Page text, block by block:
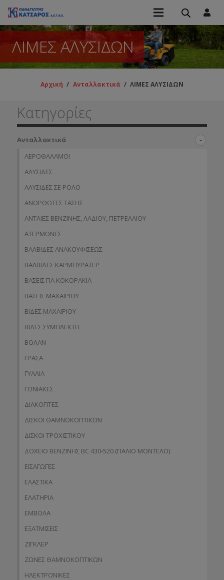
ΛΙΜΕΣ ΑΛΥΣΙΔΩΝ
Αρχική / Ανταλλακτικά / ΛΙΜΕΣ ΑΛΥΣΙΔΩΝ
Κατηγορίες
Ανταλλακτικά
ΑΕΡΟΘΑΛΑΜΟΙ
ΑΛΥΣΙΔΕΣ
ΑΛΥΣΙΔΕΣ ΣΕ ΡΟΛΟ
ΑΝΟΡΘΩΤΕΣ ΤΑΣΗΣ
ΑΝΤΛΙΕΣ ΒΕΝΖΙΝΗΣ, ΛΑΔΙΟΥ, ΠΕΤΡΕΛΑΙΟΥ
ΑΤΕΡΜΟΝΕΣ
ΒΑΛΒΙΔΕΣ ΑΝΑΚΟΥΦΙΣΕΩΣ
ΒΑΛΒΙΔΕΣ ΚΑΡΜΠΥΡΑΤΕΡ
ΒΑΣΕΙΣ ΓΙΑ ΚΟΚΟΡΑΚΙΑ
ΒΑΣΕΙΣ ΜΑΧΑΙΡΙΟΥ
ΒΙΔΕΣ ΜΑΧΑΙΡΙΟΥ
ΒΙΔΕΣ ΣΥΜΠΛΕΚΤΗ
ΒΟΛΑΝ
ΓΡΑΣΑ
ΓΥΑΛΙΑ
ΓΩΝΙΑΚΕΣ
ΔΙΑΚΟΠΤΕΣ
ΔΙΣΚΟΙ ΘΑΜΝΟΚΟΠΤΙΚΩΝ
ΔΙΣΚΟΙ ΤΡΟΧΙΣΤΙΚΟΥ
ΔΟΧΕΙΟ ΒΕΝΖΙΝΗΣ BC 430-520 (ΠΑΛΙΟ ΜΟΝΤΕΛΟ)
ΕΙΣΑΓΩΓΕΣ
ΕΛΑΣΤΙΚΑ
ΕΛΑΤΗΡΙΑ
ΕΜΒΟΛΑ
ΕΞΑΤΜΙΣΕΙΣ
ΖΙΓΚΛΕΡ
ΖΩΝΕΣ ΘΑΜΝΟΚΟΠΤΙΚΩΝ
ΗΛΕΚΤΡΟΝΙΚΕΣ